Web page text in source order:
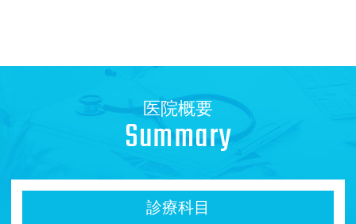
医院概要
Summary
診療科目